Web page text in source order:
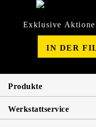
Exklusive
IN DER
Produkte
Werkstattservice